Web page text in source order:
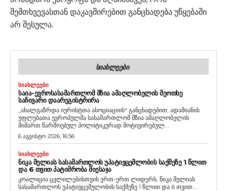
შემთხვევასთან დაკავშირებით განცხადება უწყებაში
არ შესულა.
ᲡᲘᲐᲮᲚᲔᲔᲑᲘ
ᲡᲘᲐᲮᲚᲔᲔᲑᲘ
ᲡᲐᲘᲐ-ᲔᲕᲠᲝᲡᲐᲡᲐᲛᲐᲠᲗᲚᲝᲛ ᲛᲖᲘᲐ ᲐᲛᲐᲦᲚᲝᲑᲔᲚᲘᲡ ᲛᲔᲝᲗᲮᲔ
ᲡᲐᲩᲘᲕᲐᲠᲘ ᲓᲐᲐᲠᲔᲒᲘᲡᲢᲠᲘᲠᲐ
„ახალგაზრდა იურისტთა ასოციაციის“ განცხადებით, ადამიანის
უფლებათა ევროპულმა სასამართლომ მზია ამაღლობელის
მიმართ წარმოებულ პოლიტიკურად მოტივირებულ...
6 აგვისტო 2026, 16:56
ᲡᲘᲐᲮᲚᲔᲔᲑᲘ
ᲜᲘᲙᲐ ᲛᲔᲚᲘᲐᲡ ᲡᲐᲡᲐᲛᲐᲠᲗᲚᲝᲡ ᲣᲞᲐᲢᲘᲕᲪᲔᲛᲚᲝᲑᲘᲡ ᲡᲐᲥᲛᲔᲖᲔ 1 ᲬᲚᲘᲗ
ᲓᲐ 6 ᲗᲕᲘᲗ ᲞᲐᲢᲘᲛᲠᲝᲑᲐ ᲛᲘᲔᲡᲐᲯᲐ
კოალიცია ცვლილებისთვის ერთ-ერთ ლიდერს, ნიკა მელიას
სასამართლოს უპატივცემულობის საქმეზე 1 წლით და 6 თვით...